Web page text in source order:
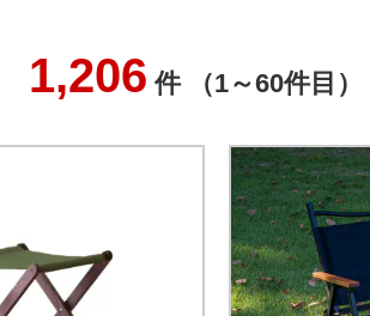
1,206 件 （1～60件目）